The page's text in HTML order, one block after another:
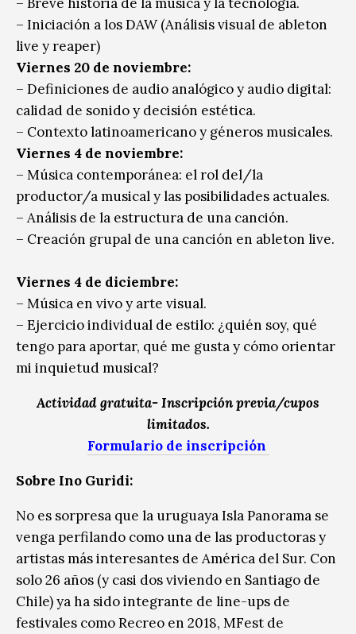
– Iniciación a los DAW (Análisis visual de ableton
live y reaper)
Viernes 20 de noviembre:
– Definiciones de audio analógico y audio digital:
calidad de sonido y decisión estética.
– Contexto latinoamericano y géneros musicales.
Viernes 4 de noviembre:
– Música contemporánea: el rol del/la
productor/a musical y las posibilidades actuales.
– Análisis de la estructura de una canción.
– Creación grupal de una canción en ableton live.
Viernes 4 de diciembre:
– Música en vivo y arte visual.
– Ejercicio individual de estilo: ¿quién soy, qué
tengo para aportar, qué me gusta y cómo orientar
mi inquietud musical?
Actividad gratuita- Inscripción previa/cupos
limitados.
Formulario de inscripción
Sobre Ino Guridi:
No es sorpresa que la uruguaya Isla Panorama se
venga perfilando como una de las productoras y
artistas más interesantes de América del Sur. Con
solo 26 años (y casi dos viviendo en Santiago de
Chile) ya ha sido integrante de line-ups de
festivales como Recreo en 2018, MFest de